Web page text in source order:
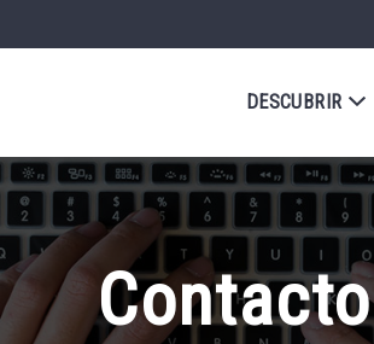
DESCUBRIR
Contacto